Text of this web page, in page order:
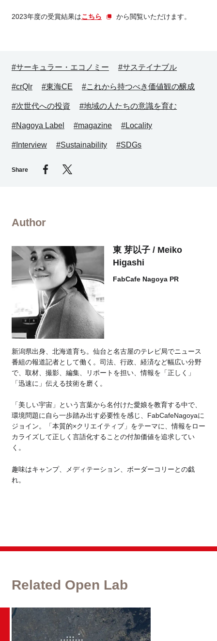
2023年度の受賞結果はこちら から閲覧いただけます。
#サーキュラー・エコノミー #サステイナブル
#crQlr #東海CE #これから持つべき価値観の醸成
#次世代への投資 #地域の人たちの意識を育む
#Nagoya Label #magazine #Locality
#Interview #Sustainability #SDGs
Share
Author
東 芽以子 / Meiko
Higashi
FabCafe Nagoya PR
新潟県出身、北海道育ち。仙台と名古屋のテレビ局でニュース
番組の報道記者として働く。司法、行政、経済など幅広い分野
で、取材、撮影、編集、リポートを担い、情報を「正しく」
「迅速に」伝える技術を磨く。
「美しい宇宙」という言葉から名付けた愛娘を教育する中で、
環境問題に自ら一歩踏み出す必要性を感じ、FabCafeNagoyaに
ジョイン。
「本質的×クリエイティブ」をテーマに、情報をロー
カライズして正しく言語化することの付加価値を追求してい
く。
趣味はキャンプ、メディテーション、ボーダーコリーとの戯
れ。
Related Open Lab